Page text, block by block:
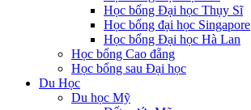
Học bổng Đại học Thụy Sĩ
Học bổng đại học Singapore
Học bổng Đại học Hà Lan
Học bổng Cao đẵng
Học bổng sau Đại học
Du Học
Du học Mỹ